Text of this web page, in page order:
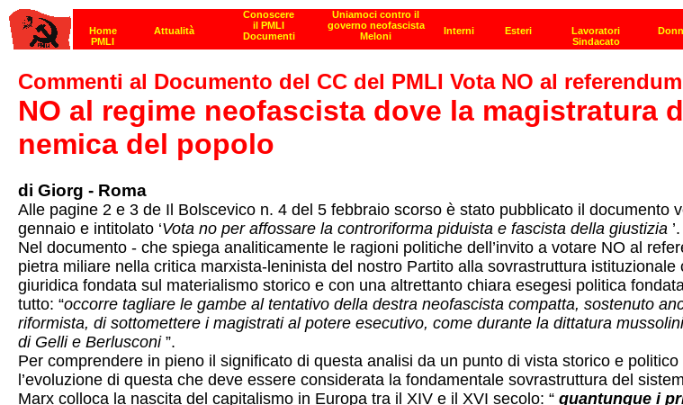
Commenti al Documento del CC del PMLI Vota NO al referendum
NO al regime neofascista dove la magistratura
nemica del popolo
di Giorg - Roma
Alle pagine 2 e 3 de Il Bolscevico n. 4 del 5 febbraio scorso è stato pubblicato il
gennaio e intitolato ‘Vota no per affossare la controriforma piduista e fascista della giustizia’.
Nel documento - che spiega analiticamente le ragioni politiche dell’invito a votare NO al
pietra miliare nella critica marxista-leninista del nostro Partito alla sovrastruttura
giuridica fondata sul materialismo storico e con una altrettanto chiara esegesi politica
tutto: “occorre tagliare le gambe al tentativo della destra neofascista compatta, sostenuto
riformista, di sottomettere i magistrati al potere esecutivo, come durante la dittatura
di Gelli e Berlusconi”.
Per comprendere in pieno il significato di questa analisi da un punto di vista storico e
l’evoluzione di questa che deve essere considerata la fondamentale sovrastruttura del
Marx colloca la nascita del capitalismo in Europa tra il XIV e il XVI secolo: “ quantunque i